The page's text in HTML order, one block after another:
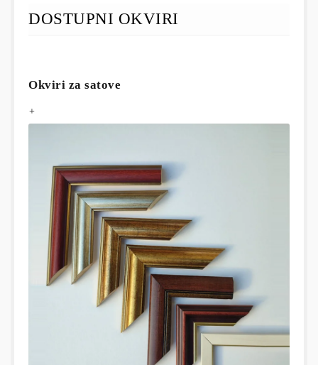
DOSTUPNI OKVIRI
Okviri za satove
+